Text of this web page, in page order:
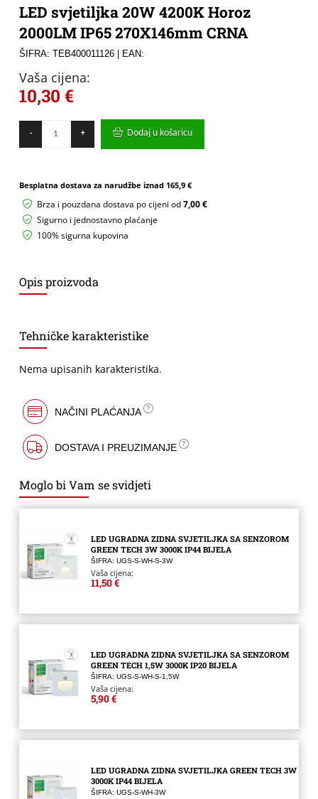
LED svjetiljka 20W 4200K Horoz
2000LM IP65 270X146mm CRNA
ŠIFRA: TEB400011126| EAN:
Vaša cijena:
10,30 €
-
svjetiljka
20W
2000LM
270X146mm
CRNA
količina
+ Dodaj u košaricu
Besplatna dostava za narudžbe iznad 165,9 €
Brza i pouzdana dostava po cijeni od7,00 €
Sigurno i jednostavno plaćanje
100% sigurna kupovina
Opis proizvoda
Tehničke karakteristike
Nema upisanih karakteristika.
NAČINI PLAĆANJA
DOSTAVA I PREUZIMANJE
Moglo bi Vam se svidjeti
LED UGRADNA ZIDNA SVJETILJKA SA SENZOROM
GREEN TECH 3W 3000K IP44 BIJELA
ŠIFRA: UGS-S-WH-S-3W
Vaša cijena:
11,50 €
LED UGRADNA ZIDNA SVJETILJKA SA SENZOROM
GREEN TECH 1,5W 3000K IP20 BIJELA
ŠIFRA: UGS-S-WH-S-1,5W
Vaša cijena:
5,90 €
LED UGRADNA ZIDNA SVJETILJKA GREEN TECH 3W
3000K IP44 BIJELA
ŠIFRA: UGS-S-WH-3W